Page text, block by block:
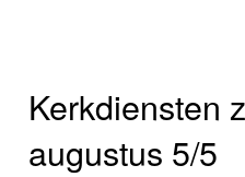
Kerkdiensten
augustus 5/5